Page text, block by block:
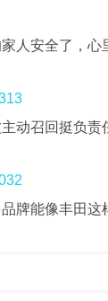
人安全了，心
动召回挺负责
牌能像丰田这